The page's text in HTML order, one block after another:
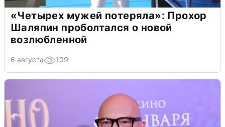
«Четырех мужей потеряла»: Прохор
Шаляпин проболтался о новой
возлюбленной
6 августа 109